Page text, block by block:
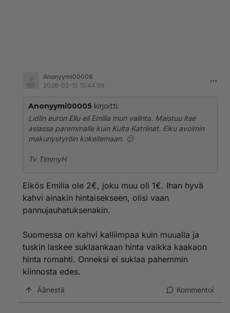
Anonyymi00006
2026-02-15 15:44:59
Anonyymi00005 kirjoitti:
Lidlin euron Ellu eli Emilia mun valinta. Maistuu itse
asiassa paremmalle kuin Kulta Katriinat. Eiku avoimin
makunystyröin kokeilemaan. 🙂
Tv TimmyH
Eikös Emilia ole 2€, joku muu oli 1€. Ihan hyvä
kahvi ainakin hintaisekseen, olisi vaan
pannujauhatuksenakin.
Suomessa on kahvi kalliimpaa kuin muualla ja
tuskin laskee suklaankaan hinta vaikka kaakaon
hinta romahti. Onneksi ei suklaa pahemmin
kiinnosta edes.
Äänestä Kommentoi